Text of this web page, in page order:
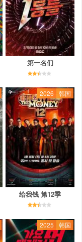
第一名们
2026 韩国
给我钱 第12季
2025 韩国